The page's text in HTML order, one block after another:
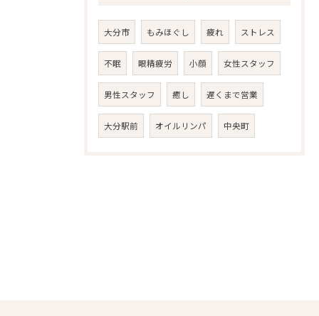
大分市 もみほぐし 疲れ ストレス
不眠 眼精疲労 小顔 女性スタッフ
男性スタッフ 癒し 遅くまで営業
大分駅前 オイルリンパ 中央町